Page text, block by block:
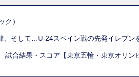
）
、そして…U-24スペイン戦の先発イレブン
合結果・スコア【東京五輪・東京オリン